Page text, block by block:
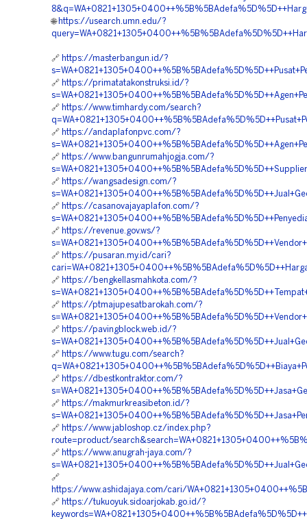
🌐 https://usearch.umn.edu/?
🔗 https://masterbangun.id/?
🔗 https://primatatakonstruksi.id/?
🔗 https://www.timhardy.com/search?
🔗 https://andaplafonpvc.com/?
🔗 https://www.bangunrumahjogja.com/?
🔗 https://wangsadesign.com/?
🔗 https://casanovajayaplafon.com/?
🔗 https://revenue.gov.ws/?
🔗 https://pusaran.my.id/cari?
🔗 https://bengkellasmahkota.com/?
🔗 https://ptmajupesatbarokah.com/?
🔗 https://pavingblock.web.id/?
🔗 https://www.tugu.com/search?
🔗 https://dbestkontraktor.com/?
🔗 https://makmurkreasibeton.id/?
🔗 https://www.jabloshop.cz/index.php?
route=product/
🔗 https://www.anugrah-jaya.com/?
🔗
https://www.ashidajaya.com/cari/
🔗 https://tukuoyuk.sidoarjokab.go.id/?